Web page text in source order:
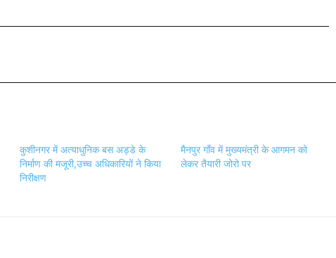
कुशीनगर में अत्याधुनिक बस अड्डे के
निर्माण की मजूरी,उच्च अधिकारियों ने किया
निरीक्षण
मैनपुर गाँव में मुख्यमंत्री के आगमन को
लेकर तैयारी जोरो पर